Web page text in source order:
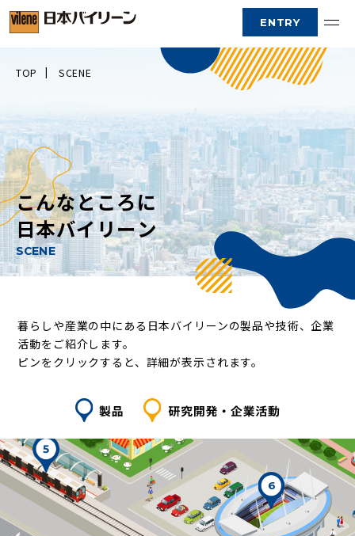
ENTRY
1分でわかる日本バイリーン
こんなところに日本バイリーン
仕事と人を知る
キャリア
社内環境
TOP SCENE
こんなところに
日本バイリーン
SCENE
暮らしや産業の中にある日本バイリーンの製品や技術、企業
活動をご紹介します。
ピンをクリックすると、詳細が表示されます。
6
5
自動車
テキスト
動力電源用電池セパレータ
ハイブリッドカー等に搭載されているバッテリーのセパ
レータに不織布が使用されています。
上を目指し、開発を進めています。